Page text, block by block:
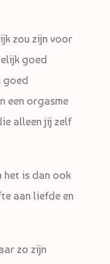
zou zijn voor
goed
goed
een orgasme
alleen jij zelf
het is dan ook
aan liefde en
zo zijn